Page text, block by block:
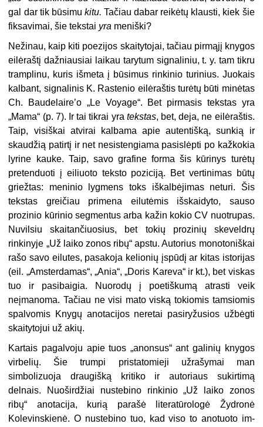
gal dar tik būsimu kitu. Tačiau dabar reikėtų klausti, kiek šie
fiksavimai, šie tekstai yra meniški?
Nežinau, kaip kiti poezijos skaity­tojai, tačiau pirmąjį knygos
eilėraštį dažniausiai laikau tarytum signaliniu, t. y. tam tikru
tramplinu, kuris išmeta į būsimus rinkinio turinius. Juokais
kalbant, signalinis K. Rastenio eilė­raštis turėtų būti minėtas
Ch. Baudelaire’o „Le Voyage“. Bet pirmasis teks­tas yra
„Mama“ (p. 7). Ir tai tikrai yra tekstas, bet, deja, ne eilėraštis.
Taip, visiškai atvirai kalbama apie auten­tišką, sunkią ir
skaudžią patirtį ir net nesistengiama pasislėpti po kažkokia
lyrine kauke. Taip, savo grafine forma šis kūrinys turėtų
pretenduoti į eiliuo­to teksto poziciją. Bet vertinimas būtų
griežtas: meninio lygmens toks iš­kalbėjimas neturi. Šis
tekstas greičiau primena eilutėmis išskaidyto, sauso
prozinio kūrinio segmentus arba kažin kokio CV nuotrupas.
Nuvilsiu skaitančiuosius, bet tokių prozinių skeveldrų
rinkinyje „Už laiko zonos ribų“ apstu. Autorius monotoniškai
rašo savo eilutes, pasakoja kelionių įspūdį ar kitas istorijas
(eil. „Amsterdamas“, „Ania“, „Doris Kareva“ ir kt.), bet viskas
tuo ir pasibaigia. Nuorodų į poetiškumą atrasti veik
neįmanoma. Tačiau ne visi mato viską tokiomis tamsiomis
spalvomis Knygų anotacijos neretai pasiryžusios užbėgti
skai­tytojui už akių.
Kartais pagalvoju apie tuos „anon­sus“ ant galinių knygos
virbelių. Šie trumpi pristatomieji užrašymai man
simbolizuoja draugišką kritiko ir auto­riaus sukirtimą
delnais. Nuoširdžiai nustebino rinkinio „Už laiko zonos
ribų“ anotacija, kurią parašė literatū­rologė Žydronė
Kolevinskienė. O nu­stebino tuo, kad viso to anotuoto im­